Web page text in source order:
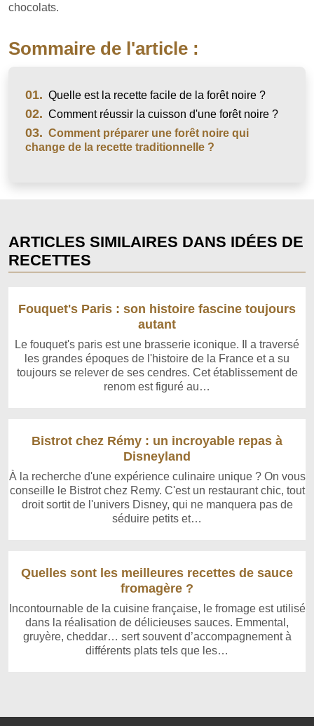
chocolats.
Sommaire de l'article :
01. Quelle est la recette facile de la forêt noire ?
02. Comment réussir la cuisson d'une forêt noire ?
03. Comment préparer une forêt noire qui
change de la recette traditionnelle ?
ARTICLES SIMILAIRES DANS IDÉES DE
RECETTES
Fouquet's Paris : son histoire fascine toujours
autant
Le fouquet's paris est une brasserie iconique. Il a traversé
les grandes époques de l'histoire de la France et a su
toujours se relever de ses cendres. Cet établissement de
renom est figuré au…
Bistrot chez Rémy : un incroyable repas à
Disneyland
À la recherche d'une expérience culinaire unique ? On vous
conseille le Bistrot chez Remy. C'est un restaurant chic, tout
droit sortit de l'univers Disney, qui ne manquera pas de
séduire petits et…
Quelles sont les meilleures recettes de sauce
fromagère ?
Incontournable de la cuisine française, le fromage est utilisé
dans la réalisation de délicieuses sauces. Emmental,
gruyère, cheddar… sert souvent d’accompagnement à
différents plats tels que les…